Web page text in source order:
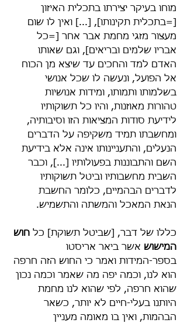
מוחו בעיקר יצירתו בתכלית האיזון
[=בתכלית תקינותו], [...] ואין לו שום
מעצור מזגי מחמת אבר אחר [=כל
אבריו שלמים ובריאים], וגם שאותו
האדם למד והחכים עד שיצא מן הכוח
אל הפועל, ונעשה לו שכל אנושי
בשלמותו ותמותו, ומידות אנושיות
טהורות מאוזנות, והיו כל תשוקותיו
לידיעת סודות המציאות הזו וסיבותיה,
ומחשבתו תמיד משקיפה על הדברים
הנעלים, והתעניינותו אינה אלא בידיעת
השם והתבוננות בפעולותיו [...], וכבר
השבית מחשבותיו וביטל תשוקותיו
לדברים הבהמיים, כלומר החשבת
הנאת המאכל והמשתה והתשמיש.
כללו של דבר, [שביטל תשוקת] כל חוש
המישוש אשר ביאר אריסטו
בספר-המידות ואמר כי החוש הזה חרפה
הוא לנו, וכמה יפה מה שאמר וכמה נכון
שהוא חרפה, לפי שהוא לנו מחמת
היותנו בעלי-חיים לא יותר, כשאר
הבהמות, ואין בו מאומה מעניין